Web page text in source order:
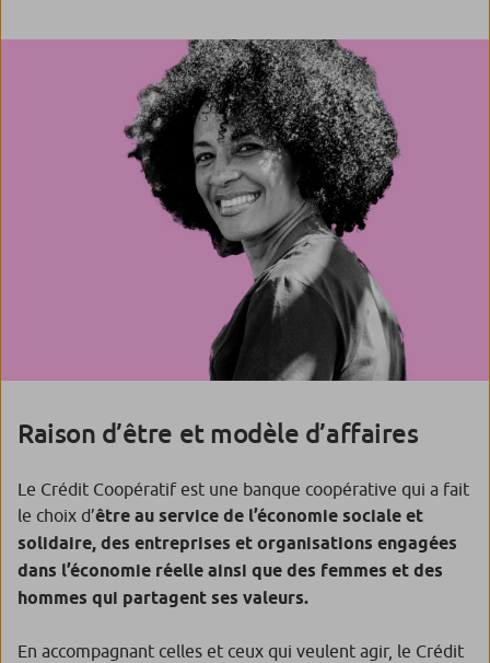
Raison d’être et modèle d’affaires
Le Crédit Coopératif est une banque coopérative qui a fait
le choix d’être au service de l’économie sociale et
solidaire, des entreprises et organisations engagées
dans l’économie réelle ainsi que des femmes et des
hommes qui partagent ses valeurs.
En accompagnant celles et ceux qui veulent agir, le Crédit